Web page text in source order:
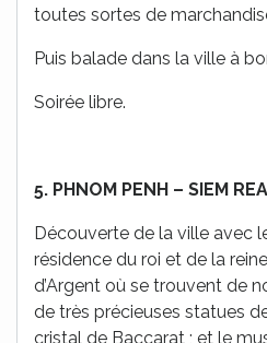
toutes sortes de
Puis balade dans la ville à
Soirée libre.
5. PHNOM PENH – SIEM
Découverte de la ville avec
résidence du roi et de la
d’Argent où se trouvent de
de très précieuses statues
cristal de Baccarat ; et le